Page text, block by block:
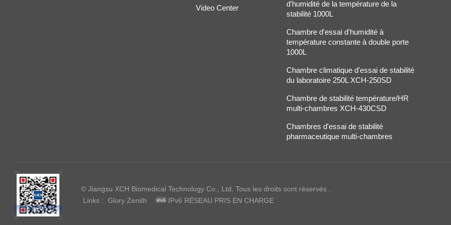
Video Center
d'humidité de la température de la
stabilité 1000L
Chambre d'essai d'humidité à
température constante à double porte
1000L
Chambre climatique d'essai de stabilité
du laboratoire 250L XCH-250SD
Chambre de stabilité température/HR
multi-chambres XCH-430CSD
Chambres d'essai de stabilité
pharmaceutique multi-chambres
© Jiangsu XCH Biomedical Technology Co., Ltd. Tous les droits sont réservés .
Links :
Glory Zenith IPv6 RÉSEAU PRIS EN CHARGE